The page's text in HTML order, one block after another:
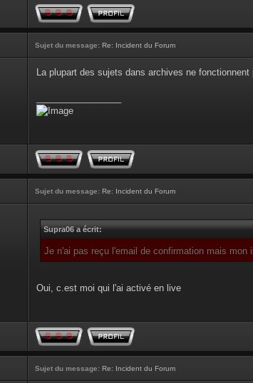
Sujet du message: Re: Incident du Forum
La plupart des sujets dans archives ne
Sujet du message: Re: Incident du Forum
Supra06 a écrit:
Je n'ai pas reçu l'email de confirmation mais
Oui, c.est moi qui l'ai activé en live
Sujet du message: Re: Incident du Forum